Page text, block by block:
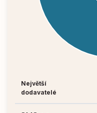
Největší
dodavatelé